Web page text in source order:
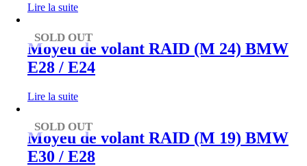
Lire la suite
SOLD OUT
Moyeu de volant RAID (M 24) BMW
E28 / E24
Lire la suite
SOLD OUT
Moyeu de volant RAID (M 19) BMW
E30 / E28